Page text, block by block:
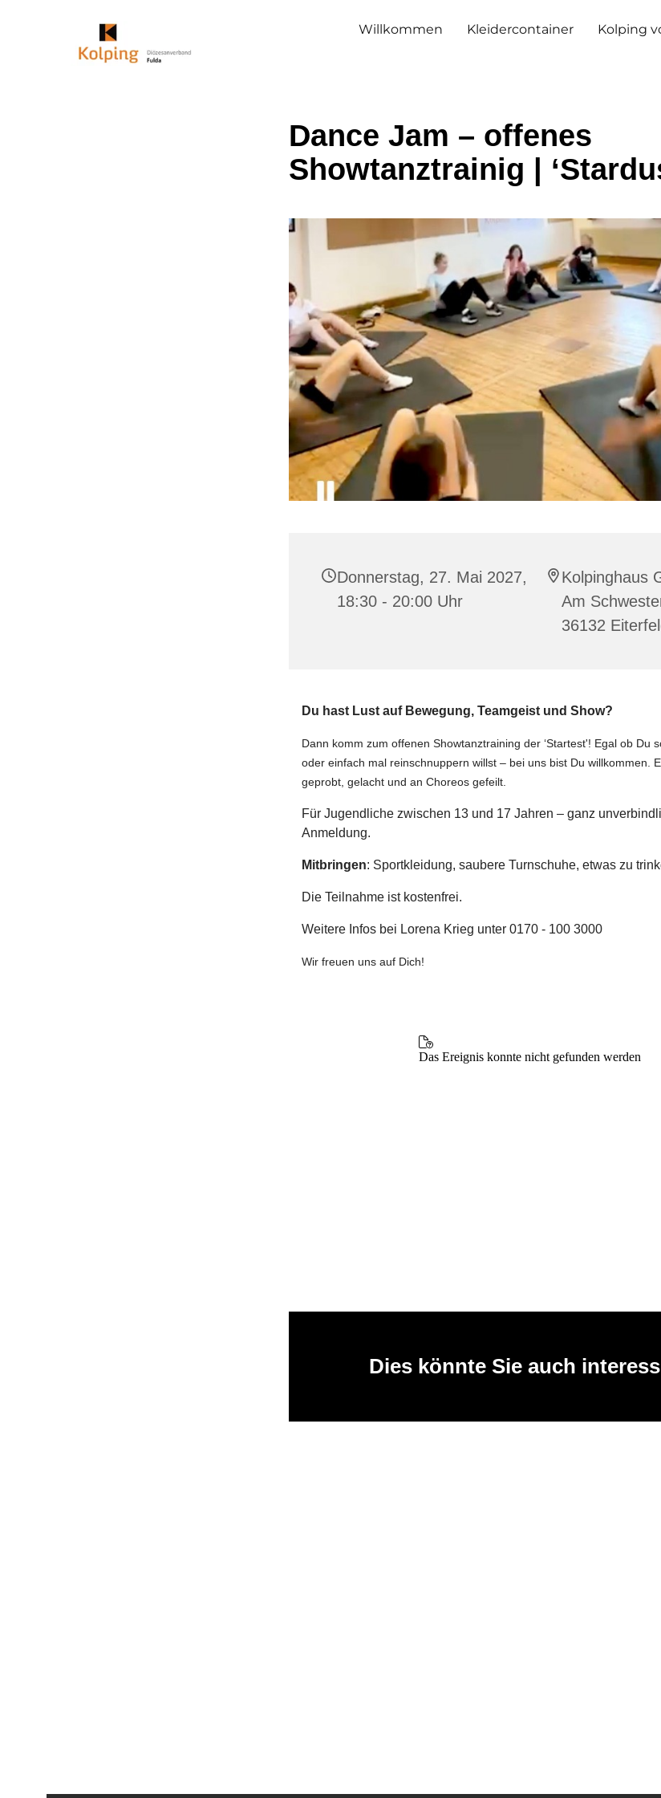
Willkommen Kleidercontainer Kolping
Dance Jam – offenes
Showtanztrainig |
Donnerstag, 27. Mai 2027,
18:30 - 20:00 Uhr
Kolpinghaus
Am
36132
Du hast Lust auf Bewegung, Teamgeist und Show?
Dann komm zum offenen Showtanztraining der ‘Startest'! Egal ob Du
oder einfach mal reinschnuppern willst – bei uns bist Du willkommen.
geprobt, gelacht und an Choreos gefeilt.
Für Jugendliche zwischen 13 und 17 Jahren – ganz
Anmeldung.
Mitbringen: Sportkleidung, saubere Turnschuhe, etwas zu
Die Teilnahme ist kostenfrei.
Weitere Infos bei Lorena Krieg unter 0170 - 100 3000
Wir freuen uns auf Dich!
Dies könnte Sie auch